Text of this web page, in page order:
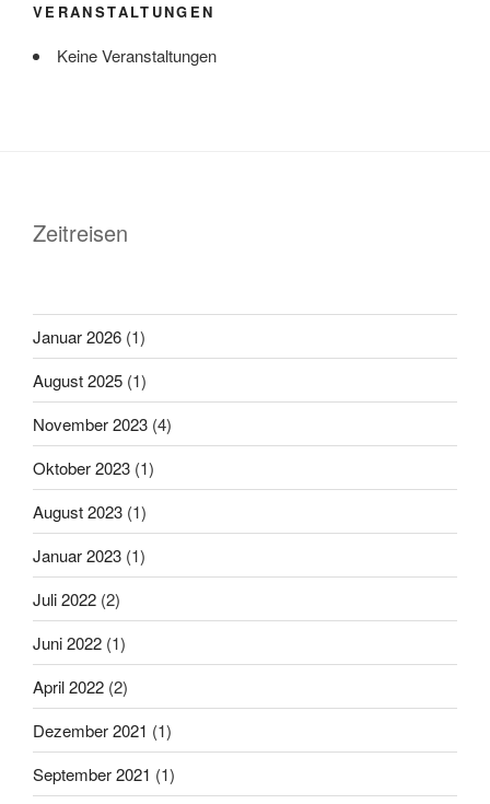
VERANSTALTUNGEN
Keine Veranstaltungen
Zeitreisen
Januar 2026 (1)
August 2025 (1)
November 2023 (4)
Oktober 2023 (1)
August 2023 (1)
Januar 2023 (1)
Juli 2022 (2)
Juni 2022 (1)
April 2022 (2)
Dezember 2021 (1)
September 2021 (1)